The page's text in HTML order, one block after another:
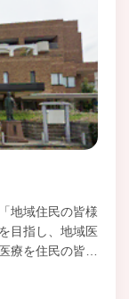
地域住民の皆様
目指し、地域医
療を住民の皆